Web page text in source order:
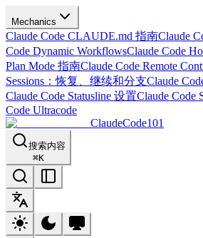
Mechanics
Claude Code CLAUDE.md 指南Claude
Code Dynamic WorkflowsClaude Code
Plan Mode 指南Claude Code Remote
Sessions：恢复、继续和分支Claude
Claude Code Statusline 设置Claude Code
Code Ultracode
ClaudeCode101
搜索内容
⌘K